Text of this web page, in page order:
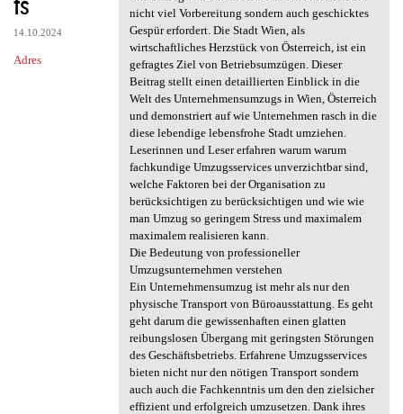
14.10.2024
Adres
nicht viel Vorbereitung sondern auch geschicktes
Gespür erfordert. Die Stadt Wien, als
wirtschaftliches Herzstück von Österreich, ist ein
gefragtes Ziel von Betriebsumzügen. Dieser
Beitrag stellt einen detaillierten Einblick in die
Welt des Unternehmensumzugs in Wien, Österreich
und demonstriert auf wie Unternehmen rasch in die
diese lebendige lebensfrohe Stadt umziehen.
Leserinnen und Leser erfahren warum warum
fachkundige Umzugsservices unverzichtbar sind,
welche Faktoren bei der Organisation zu
berücksichtigen zu berücksichtigen und wie wie
man Umzug so geringem Stress und maximalem
maximalem realisieren kann.
Die Bedeutung von professioneller
Umzugsunternehmen verstehen
Ein Unternehmensumzug ist mehr als nur den
physische Transport von Büroausstattung. Es geht
geht darum die gewissenhaften einen glatten
reibungslosen Übergang mit geringsten Störungen
des Geschäftsbetriebs. Erfahrene Umzugsservices
bieten nicht nur den nötigen Transport sondern
auch auch die Fachkenntnis um den den zielsicher
effizient und erfolgreich umzusetzen. Dank ihres